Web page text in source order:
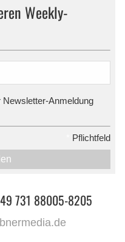
Weekly-
Newsletter-Anmeldung
Pflichtfeld
731 88005-8205